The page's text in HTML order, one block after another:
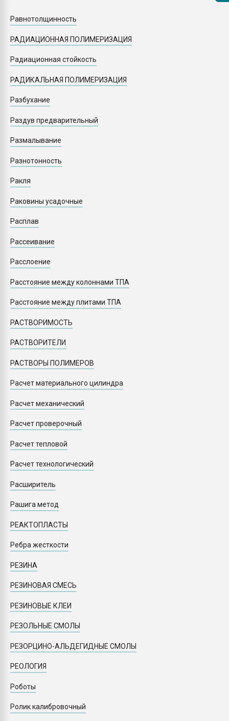
Равнотолщинность
РАДИАЦИОННАЯ ПОЛИМЕРИЗАЦИЯ
Радиационная стойкость
РАДИКАЛЬНАЯ ПОЛИМЕРИЗАЦИЯ
Разбухание
Раздув предварительный
Размалывание
Разнотонность
Ракля
Раковины усадочные
Расплав
Рассеивание
Расслоение
Расстояние между колоннами ТПА
Расстояние между плитами ТПА
РАСТВОРИМОСТЬ
РАСТВОРИТЕЛИ
РАСТВОРЫ ПОЛИМЕРОВ
Расчет материального цилиндра
Расчет механический
Расчет проверочный
Расчет тепловой
Расчет технологический
Расширитель
Рашига метод
РЕАКТОПЛАСТЫ
Ребра жесткости
РЕЗИНА
РЕЗИНОВАЯ СМЕСЬ
РЕЗИНОВЫЕ КЛЕИ
РЕЗОЛЬНЫЕ СМОЛЫ
РЕЗОРЦИНО-АЛЬДЕГИДНЫЕ СМОЛЫ
РЕОЛОГИЯ
Роботы
Ролик калибровочный